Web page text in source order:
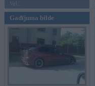
Vel...
Gadījuma bilde